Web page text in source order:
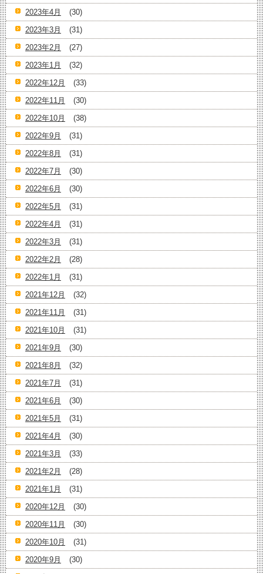
2023年4月
(30)
2023年3月
(31)
2023年2月
(27)
2023年1月
(32)
2022年12月
(33)
2022年11月
(30)
2022年10月
(38)
2022年9月
(31)
2022年8月
(31)
2022年7月
(30)
2022年6月
(30)
2022年5月
(31)
2022年4月
(31)
2022年3月
(31)
2022年2月
(28)
2022年1月
(31)
2021年12月
(32)
2021年11月
(31)
2021年10月
(31)
2021年9月
(30)
2021年8月
(32)
2021年7月
(31)
2021年6月
(30)
2021年5月
(31)
2021年4月
(30)
2021年3月
(33)
2021年2月
(28)
2021年1月
(31)
2020年12月
(30)
2020年11月
(30)
2020年10月
(31)
2020年9月
(30)